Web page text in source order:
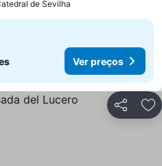
de Sevilha
Ver preços
Partilhar